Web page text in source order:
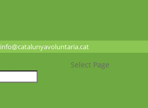
info@catalunyavoluntaria.cat
Select Page